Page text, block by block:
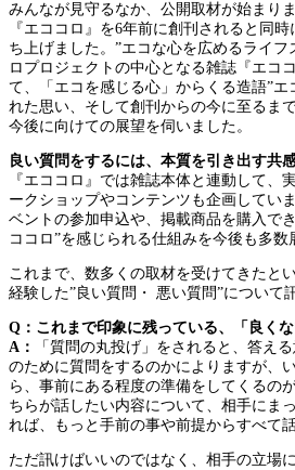
みんなが見守るなか、公開取材が始まり
『エココロ』を6年前に創刊されると同
ち上げました。”エコな心を広めるライフ
ロプロジェクトの中心となる雑誌『エコ
て、「エコを感じる心」からくる造語”エ
れた思い、そして創刊からの今に至るま
今後に向けての展望を伺いました。
良い質問をするには、本質を引き出す共
『エココロ』では雑誌本体と連動して、
ークショップやコンテンツも企画していま
ベントの参加申込や、掲載商品を購入で
ココロ”を感じられる仕組みを今後も多数
これまで、数多くの取材を受けてきたと
経験した”良い質問・ 悪い質問”について
Q：これまで印象に残っている、「良く
A：
「質問の丸投げ」をされると、答え
のために質問をするのかによりますが、
ら、事前にある程度の準備をしてくるの
ちらが話したい内容について、相手にま
れば、もっと手前の事や前提からすべて
ただ訊けばいいのではなく、相手の立場